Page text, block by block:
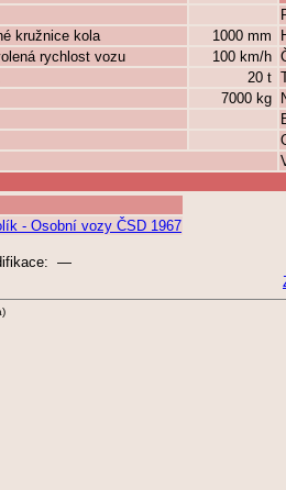
kružnice kola
1000 mm
rychlost vozu
100 km/h
20 t
7000 kg
- Osobní vozy ČSD 1967
—